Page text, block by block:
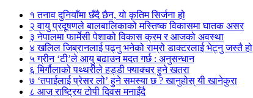
१ तनाव दुनियाँमा छँदै छैन, यो कृतिम सिर्जना हो
२ वायु प्रदूषणले बालबालिकाको मस्तिष्क विकासमा घातक असर
३ नेपालमा फार्मेसी पेशाको विकास क्रम र आजको अवस्था
४ खलिल जिब्रानलाई पढ्नु भनेको राम्रो डाक्टरलाई भेट्नु जस्तै हो
५ग्रीन ‘टी’ले आयु बढाउन मदत गर्छ : अनुसन्धान
६ मिर्गौलाको पथ्थरीले हड्डी फ्याक्चर हुने खतरा
७ ‘तपाईलाई प्रेसर लो’ हुने समस्या छ ? खानुहोस् यी खानेकुरा
८ आज राष्ट्रिय टोपी दिवस मनाइँदै